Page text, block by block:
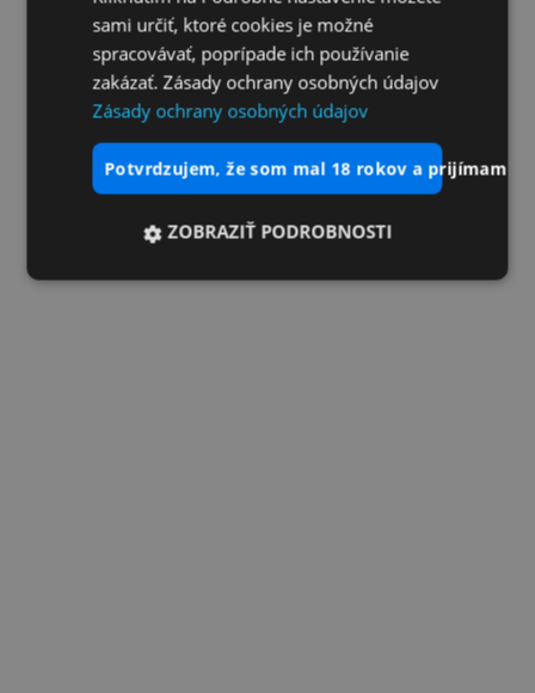
sami určiť, ktoré cookies je možné
spracovávať, poprípade ich používanie
zakázať. Zásady ochrany osobných údajov
Zásady ochrany osobných údajov
potvrdzujem, že som mal 18 rokov a prijímam
ZOBRAZIŤ PODROBNOSTI